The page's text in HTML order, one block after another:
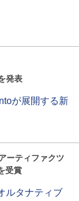
発表
が展開する新
ーティファクツ
受賞
ルタナティブ